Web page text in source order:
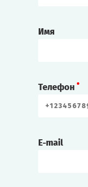
Имя
Телефон
E-mail